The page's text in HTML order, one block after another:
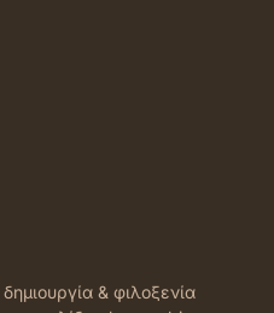
δημιουργία & φιλοξενία